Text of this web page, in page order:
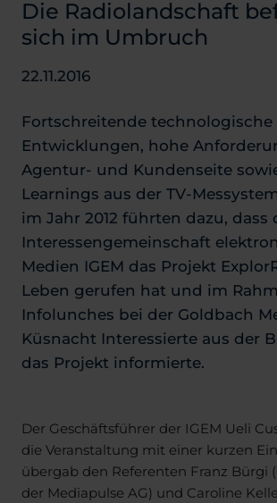
Die Radiolandschaft
sich im Umbruch
22.11.2016
Fortschreitende technologische
Entwicklungen, hohe
Agentur- und Kundenseite
Learnings aus der TV-
im Jahr 2012 führten dazu, dass
Interessengemeinschaft
Medien IGEM das Projekt
Leben gerufen hat und im
Infolunches bei der Goldbach
Küsnacht Interessierte aus der
das Projekt informierte.
Der Geschäftsführer der IGEM Ueli
die Veranstaltung mit einer kurzen
übergab den Referenten Franz Bürgi
der Mediapulse AG) und Caroline